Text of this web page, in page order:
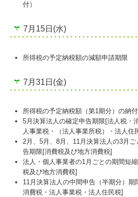
付）
7月15日(水)
所得税の予定納税額の減額申請期限
7月31日(金)
所得税の予定納税額（第1期分）の納
5月決算法人の確定申告期限[法人税・
人事業税・（法人事業所税）・法人住
2月、5月、8月、11月決算法人の3月
告期限[消費税及び地方消費税]
法人・個人事業者の1月ごとの期間短
税及び地方消費税]
11月決算法人の中間申告（半期分）
消費税・法人事業税・法人住民税]